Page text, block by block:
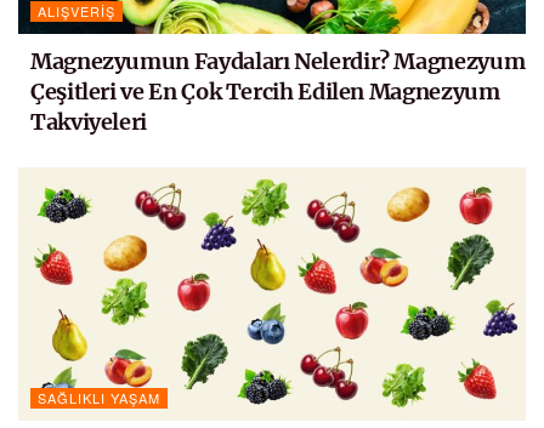
ALIŞVERIŞ
Magnezyumun Faydaları Nelerdir? Magnezyum
Çeşitleri ve En Çok Tercih Edilen Magnezyum
Takviyeleri
SAĞLIKLI YAŞAM